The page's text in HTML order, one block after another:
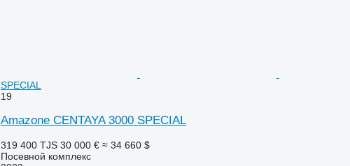
SPECIAL
19
Amazone CENTAYA 3000 SPECIAL
319 400 TJS 30 000 € ≈ 34 660 $
Посевной комплекс